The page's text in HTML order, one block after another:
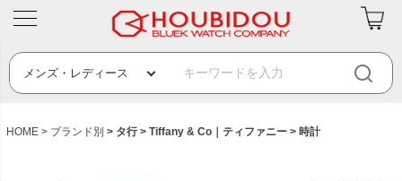
HOME ブランド別 タ行 Tiffany & Co｜ティファニー 時計